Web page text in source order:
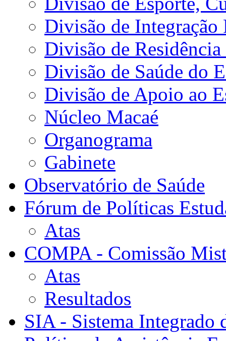
Divisão de Integração
Divisão de
Divisão de Saúde do
Divisão de Apoio ao
Núcleo Macaé
Organograma
Gabinete
Observatório de Saúde
Fórum de Políticas
Atas
COMPA - Comissão
Atas
Resultados
SIA - Sistema Integrado